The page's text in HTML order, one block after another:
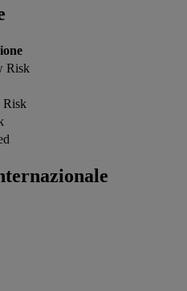
Risk
Risk